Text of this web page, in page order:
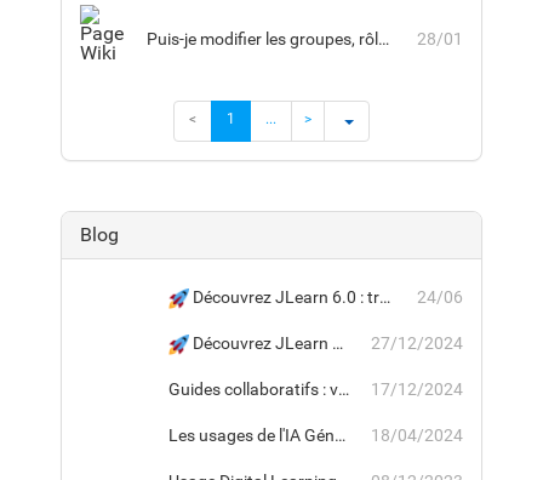
Puis-je modifier les groupes, rôles ou workflows standard dans JLearn ? 28/01
< 1 ... >
Blog
Découvrez JLearn 6.0 : traçabilité renforcée, validation humaine et pilotage avancé de vos parcours 24/06
Découvrez JLearn 5.0 : une version majeure pour améliorer votre expérience de formation. 27/12/2024
Guides collaboratifs : version 4.2 du module JGuide 17/12/2024
Les usages de l'IA Générative pour JLearn 18/04/2024